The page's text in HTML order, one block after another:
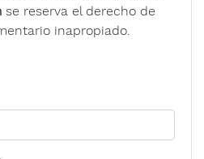
se reserva el derecho de
inapropiado.